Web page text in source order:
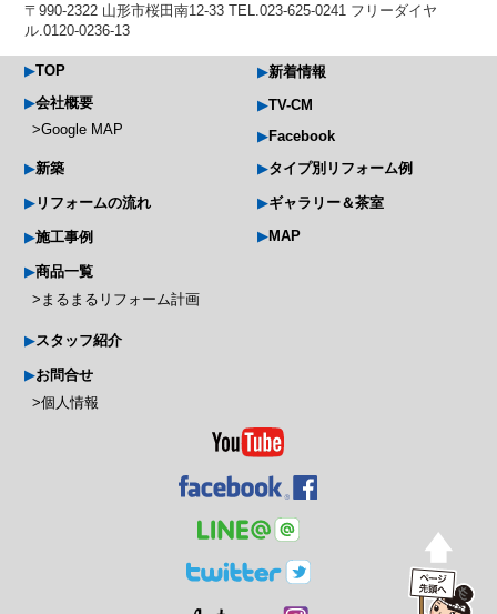
〒990-2322 山形市桜田南12-33 TEL.023-625-0241 フリーダイヤ
ル.0120-0236-13
TOP
会社概要
Google MAP
新築
リフォームの流れ
施工事例
商品一覧
まるまるリフォーム計画
スタッフ紹介
お問合せ
個人情報
新着情報
TV-CM
Facebook
タイプ別リフォーム例
ギャラリー＆茶室
MAP